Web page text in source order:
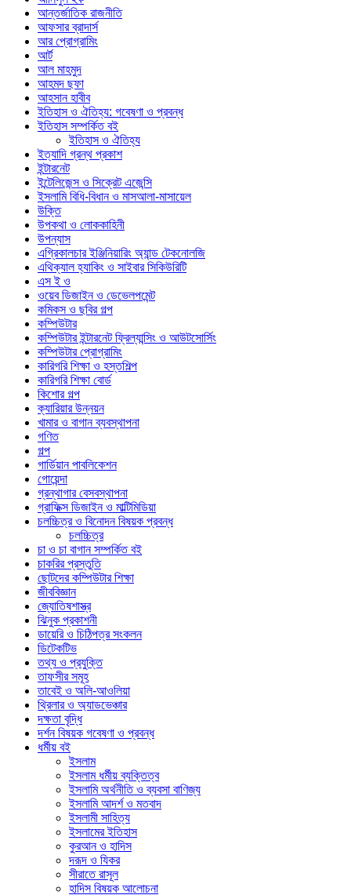
আন্তর্জাতিক রাজনীতি
আফসার ব্রাদার্স
আর প্রোগ্রামিং
আর্ট
আল মাহমুদ
আহমদ ছফা
আহসান হাবীব
ইতিহাস ও ঐতিহ্য: গবেষণা ও প্রবন্ধ
ইতিহাস সম্পর্কিত বই
ইতিহাস ও ঐতিহ্য
ইত্যাদি গ্রন্থ প্রকাশ
ইন্টারনেট
ইন্টেলিজেন্স ও সিক্রেট এজেন্সি
ইসলামি বিধি-বিধান ও মাসআলা-মাসায়েল
উক্তি
উপকথা ও লোককাহিনী
উপন্যাস
এগ্রিকালচার ইঞ্জিনিয়ারিং অ্যান্ড টেকনোলজি
এথিক্যাল হ্যাকিং ও সাইবার সিকিউরিটি
এস ই ও
ওয়েব ডিজাইন ও ডেভেলপমেন্ট
কমিকস ও ছবির গল্প
কম্পিউটার
কম্পিউটার ইন্টারনেট ফ্রিল্যান্সিং ও আউটসোর্সিং
কম্পিউটার প্রোগ্রামিং
কারিগরি শিক্ষা ও হস্তশিল্প
কারিগরি শিক্ষা বোর্ড
কিশোর গল্প
ক্যারিয়ার উন্নয়ন
খামার ও বাগান ব্যবস্থাপনা
গণিত
গল্প
গার্ডিয়ান পাবলিকেশন
গোয়েন্দা
গ্রন্থাগার বেসবস্থাপনা
গ্রাফিক্স ডিজাইন ও মাল্টিমিডিয়া
চলচ্চিত্র ও বিনোদন বিষয়ক প্রবন্ধ
চলচ্চিত্র
চা ও চা বাগান সম্পর্কিত বই
চাকরির প্রস্তুতি
ছোটদের কম্পিউটার শিক্ষা
জীববিজ্ঞান
জ্যোতিষশাস্ত্র
ঝিনুক প্রকাশনী
ডায়েরি ও চিঠিপত্র সংকলন
ডিটেকটিভ
তথ্য ও প্রযুক্তি
তাফসীর সমূহ
তাবেই ও অলি-আওলিয়া
থ্রিলার ও অ্যাডভেঞ্চার
দক্ষতা বৃদ্ধি
দর্শন বিষয়ক গবেষণা ও প্রবন্ধ
ধর্মীয় বই
ইসলাম
ইসলাম ধর্মীয় ব্যক্তিত্ব
ইসলামি অর্থনীতি ও ব্যবসা বাণিজ্য
ইসলামি আদর্শ ও মতবাদ
ইসলামী সাহিত্য
ইসলামের ইতিহাস
কুরআন ও হাদিস
দরূদ ও যিকর
সীরাতে রাসূল
হাদিস বিষয়ক আলোচনা